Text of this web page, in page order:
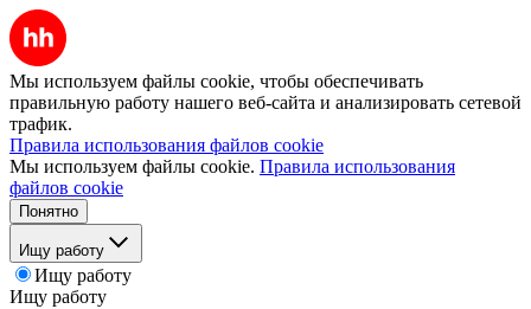
Мы используем файлы cookie, чтобы обеспечивать
правильную работу нашего веб-сайта и анализировать сетевой
трафик.
Правила использования файлов cookie
Мы используем файлы cookie. Правила использования
файлов cookie
Понятно
Ищу работу
Ищу работу
Ищу работу